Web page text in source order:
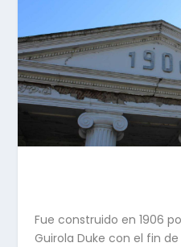
Fue construido en 1906
Guirola Duke con el fin